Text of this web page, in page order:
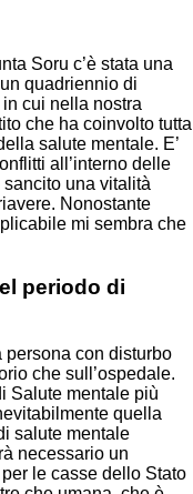
Soru c’è stata una
quadriennio di
cui nella nostra
che ha coinvolto tutta
salute mentale. E’
all’interno delle
una vitalità
Nonostante
mi sembra che
periodo di
persona con disturbo
che sull’ospedale.
Salute mentale più
quella
salute mentale
necessario un
le casse dello Stato